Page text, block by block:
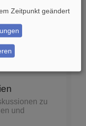
Unicef,
1140
zu
und
Zeitpunkt geändert